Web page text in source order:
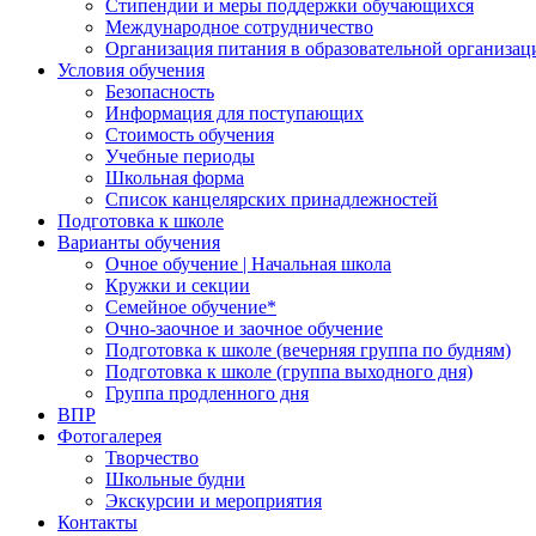
Стипендии и меры поддержки обучающихся
Международное сотрудничество
Организация питания в образовательной
Условия обучения
Безопасность
Информация для поступающих
Стоимость обучения
Учебные периоды
Школьная форма
Список канцелярских принадлежностей
Подготовка к школе
Варианты обучения
Очное обучение | Начальная школа
Кружки и секции
Семейное обучение*
Очно-заочное и заочное обучение
Подготовка к школе (вечерняя группа по будням)
Подготовка к школе (группа выходного дня)
Группа продленного дня
ВПР
Фотогалерея
Творчество
Школьные будни
Экскурсии и мероприятия
Контакты